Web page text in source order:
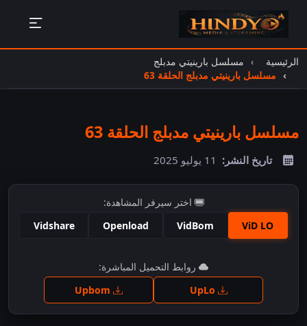
الرئيسية
مسلسل بارينيتي مدبلج
مسلسل بارينيتي مدبلج الحلقة 63
مسلسل بارينيتي مدبلج الحلقة 63
تاريخ النشر: 11 يوليو 2025
اختر سيرفر المشاهدة:
ViD LO
VidBom
Openload
Vidshare
اضغط للمشاهدة
روابط التحميل المباشرة: